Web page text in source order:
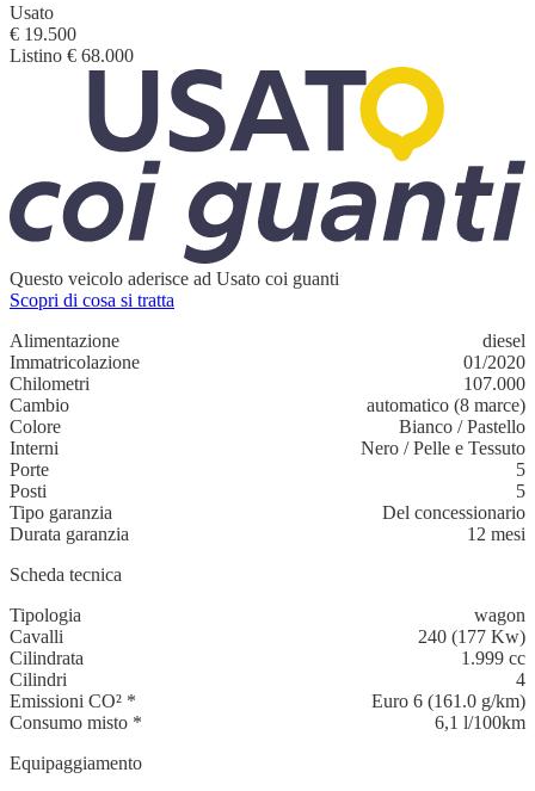
Usato
€ 19.500
Listino € 68.000
Questo veicolo aderisce ad Usato coi guanti
Scopri di cosa si tratta
Alimentazione
diesel
Immatricolazione
01/2020
Chilometri
107.000
Cambio
automatico (8 marce)
Colore
Bianco /Pastello
Interni
Nero /Pelle e Tessuto
Porte
5
Posti
5
Tipo garanzia
Del concessionario
Durata garanzia
12 mesi
Scheda tecnica
Tipologia
wagon
Cavalli
240 (177 Kw)
Cilindrata
1.999 cc
Cilindri
4
Emissioni CO² *
Euro 6 (161.0 g/km)
Consumo misto *
6,1 l/100km
Equipaggiamento